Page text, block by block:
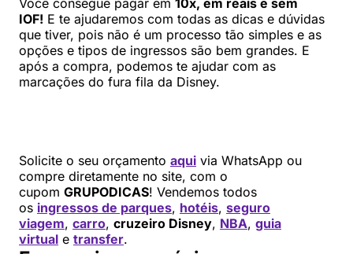
IOF! E te ajudaremos com todas as dicas e dúvidas
que tiver, pois não é um processo tão simples e as
opções e tipos de ingressos são bem grandes. E
após a compra, podemos te ajudar com as
marcações do fura fila da Disney.
Solicite o seu orçamento aqui via WhatsApp ou
compre diretamente no site, com o
cupom GRUPODICAS! Vendemos todos
os ingressos de parques, hotéis, seguro
viagem, carro, cruzeiro Disney, NBA, guia
virtual e transfer.